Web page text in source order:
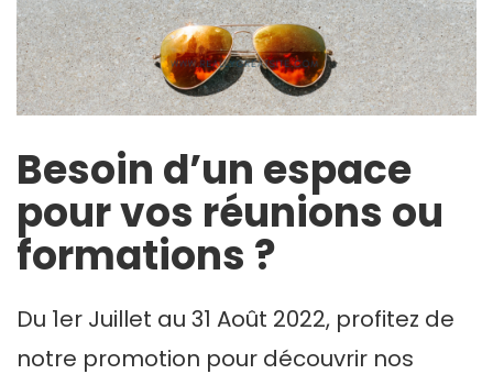
Besoin d’un espace
pour vos réunions ou
formations ?
Du 1er Juillet au 31 Août 2022, profitez de
notre promotion pour découvrir nos